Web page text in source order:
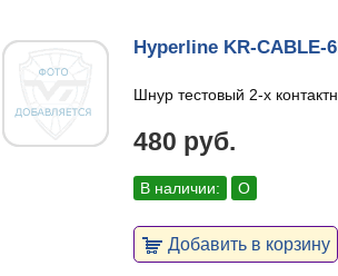
Hyperline KR-CABLE-
Шнур тестовый 2-х
480 руб.
В наличии: О
Добавить в корзину